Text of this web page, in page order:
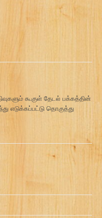
கூகுள் தேடல் பக்கத்தின்
எடுக்கப்பட்டு தொகுத்து